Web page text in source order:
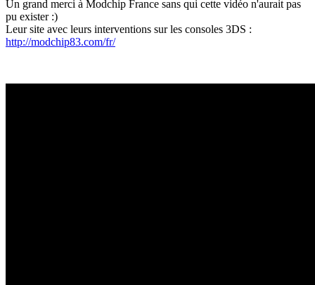
Un grand merci à Modchip France sans qui cette vidéo n'aurait pas
pu exister :)
Leur site avec leurs interventions sur les consoles 3DS :
http://modchip83.com/fr/